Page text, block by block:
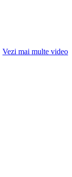
Vezi mai multe video